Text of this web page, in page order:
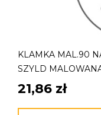
KLAMKA MAL.90
SZYLD
21,86 zł